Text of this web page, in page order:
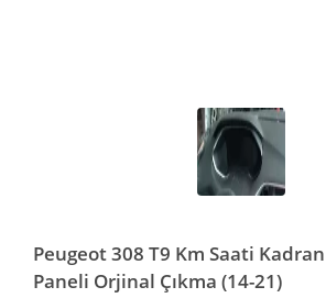
Peugeot 308 T9 Km Saati
Paneli Orjinal Çıkma (14-21)